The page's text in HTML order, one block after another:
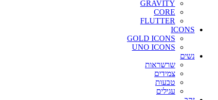
GRAVITY
CORE
FLUTTER
ICONS
GOLD ICONS
UNO ICONS
נשים
שרשראות
צמידים
טבעות
עגילים